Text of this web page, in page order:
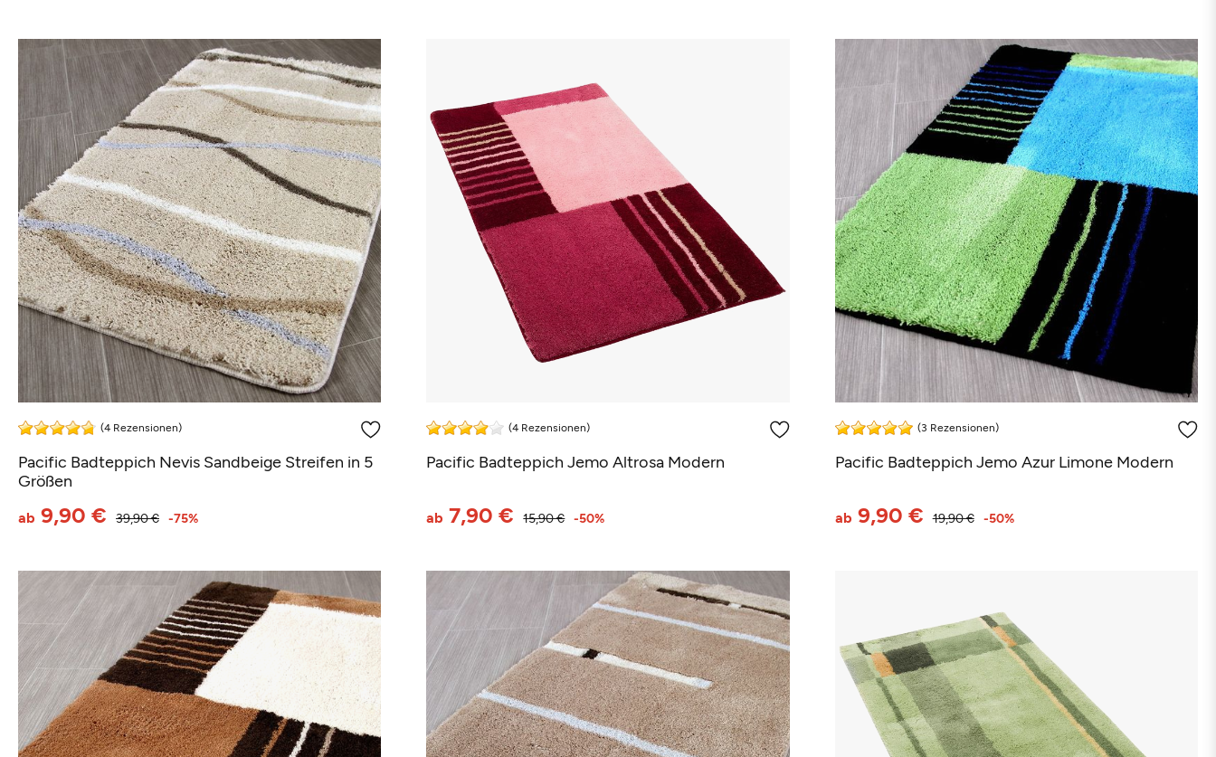
(4 Rezensionen)
Pacific Badteppich Nevis Sandbeige Streifen in 5
Größen
39,90 €
ab 9,90 € -75%
(4 Rezensionen)
Pacific Badteppich Jemo Altrosa Modern
15,90 €
ab 7,90 € -50%
(3 Rezensionen)
Pacific Badteppich Jemo Azur Limone Modern
19,90 €
ab 9,90 € -50%